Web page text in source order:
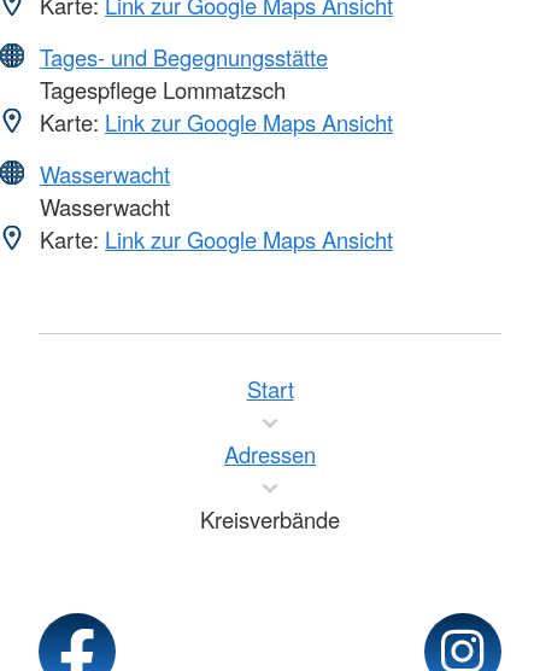
Tages- und Begegnungsstätte
Tagespflege Lommatzsch
Karte: Link zur Google Maps Ansicht
Wasserwacht
Wasserwacht
Karte: Link zur Google Maps Ansicht
Start
Adressen
Kreisverbände